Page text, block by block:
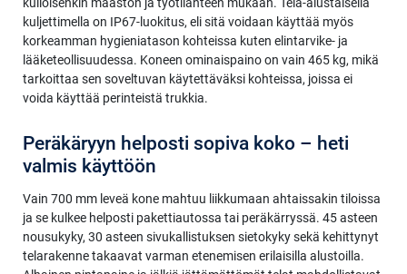
kulloisenkin maaston ja työtilanteen mukaan. Tela-alustaisella
kuljettimella on IP67-luokitus, eli sitä voidaan käyttää myös
korkeamman hygieniatason kohteissa kuten elintarvike- ja
lääketeollisuudessa. Koneen ominaispaino on vain 465 kg, mikä
tarkoittaa sen soveltuvan käytettäväksi kohteissa, joissa ei
voida käyttää perinteistä trukkia.
Peräkäryyn helposti sopiva koko – heti
valmis käyttöön
Vain 700 mm leveä kone mahtuu liikkumaan ahtaissakin tiloissa
ja se kulkee helposti pakettiautossa tai peräkärryssä. 45 asteen
nousukyky, 30 asteen sivukallistuksen sietokyky sekä kehittynyt
telarakenne takaavat varman etenemisen erilaisilla alustoilla.